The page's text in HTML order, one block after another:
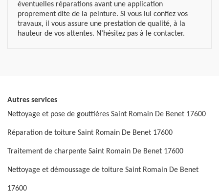
éventuelles réparations avant une application
proprement dite de la peinture. Si vous lui confiez vos
travaux, il vous assure une prestation de qualité, à la
hauteur de vos attentes. N’hésitez pas à le contacter.
Autres services
Nettoyage et pose de gouttières Saint Romain De Benet 17600
Réparation de toiture Saint Romain De Benet 17600
Traitement de charpente Saint Romain De Benet 17600
Nettoyage et démoussage de toiture Saint Romain De Benet
17600